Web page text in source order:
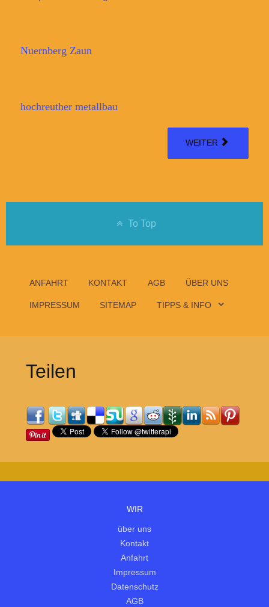
Nuernberg Zaun
hochreuther metallbau
WEITER
To Top
ANFAHRT KONTAKT AGB ÜBER UNS
IMPRESSUM SITEMAP TIPPS & INFO
Teilen
WIR
über uns
Kontakt
Anfahrt
Impressum
Datenschutz
AGB